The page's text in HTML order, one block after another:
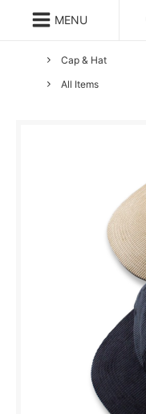
MENU
Cap & Hat
All Items